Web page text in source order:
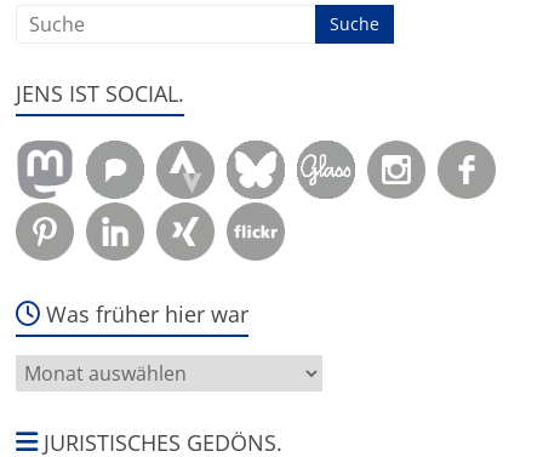
JENS IST SOCIAL.
Was früher hier war
Was
früher
warJURISTISCHES GEDÖNS.